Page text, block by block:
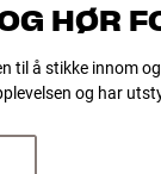
HØR
til å stikke innom
og har